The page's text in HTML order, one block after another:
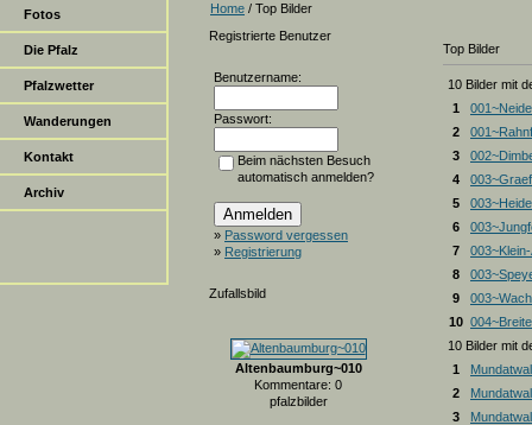
Fotos
Die Pfalz
Pfalzwetter
Wanderungen
Kontakt
Archiv
Home / Top Bilder
Registrierte Benutzer
Benutzername:
Passwort:
Beim nächsten Besuch
automatisch anmelden?
» Password vergessen
» Registrierung
Zufallsbild
Altenbaumburg~010
Kommentare: 0
pfalzbilder
Top Bilder
10 Bilder mit
1
2
3
4
5
6
7
8
9
10
10 Bilder mit
1
2
3